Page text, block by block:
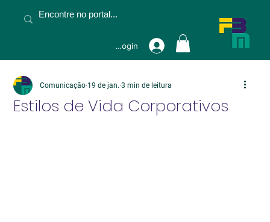
Fazer Login
Estilos de Vida Corporativos
Comunicação 19 de jan. 3 min de leitura